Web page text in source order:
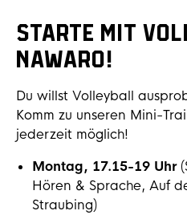
Starte mit
NawaRo!
Du willst Volleyball
Komm zu unseren Mini-
jederzeit möglich!
Montag, 17.15-19 Uhr
Hören & Sprache, Auf
Straubing)